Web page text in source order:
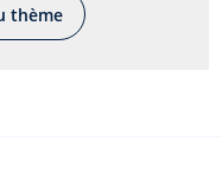
thème